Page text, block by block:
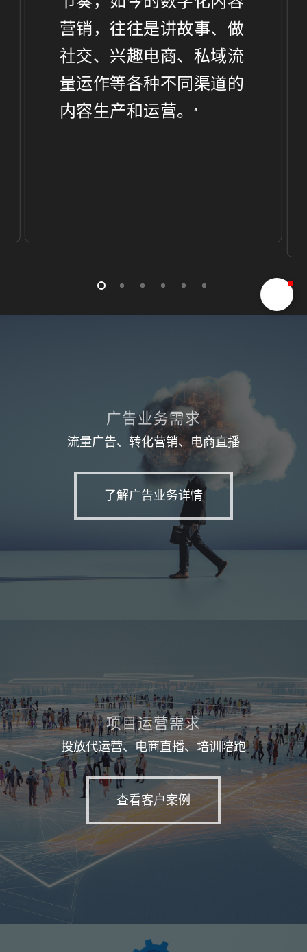
营销，往往是讲故事、做
社交、兴趣电商、私域流
量运作等各种不同渠道的
内容生产和运营。
”
广告业务需求
流量广告、转化营销、电商直播
了解广告业务详情
项目运营需求
投放代运营、电商直播、培训陪跑
查看客户案例